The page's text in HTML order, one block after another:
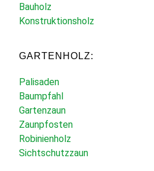
Bauholz
Konstruktionsholz
GARTENHOLZ:
Palisaden
Baumpfahl
Gartenzaun
Zaunpfosten
Robinienholz
Sichtschutzzaun